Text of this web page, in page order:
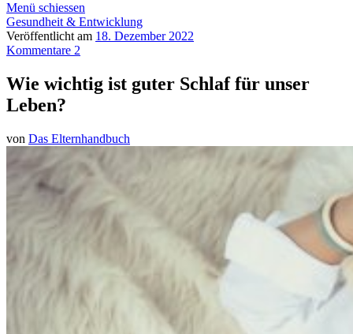
Menü schiessen
Gesundheit & Entwicklung
Veröffentlicht am 18. Dezember 2022
Kommentare 2
Wie wichtig ist guter Schlaf für unser
Leben?
von Das Elternhandbuch